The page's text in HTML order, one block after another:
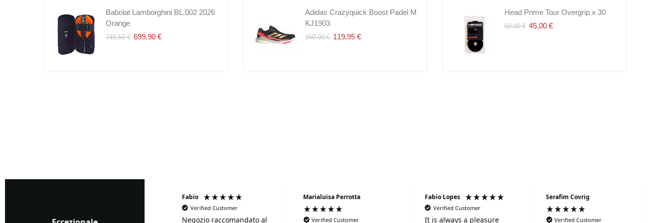
Babolat Lamborghini BL.002 2026
Orange
749,50 € 699,90 €
Dunlop Fort Clay Court 4Pet
9,90 €
Dunlop Stage 1 Green 3Pet
8,00 € 7,50 €
Dunlop Fort All Court TS 4Pet
Adidas Crazyquick Boost Padel M
KJ1903
160,00 € 119,95 €
Babolat Lamborghini BL.002 2026
Orange
Dunlop Stage 3 Red 3Box Head Prime Tour Overgrip x 30
60,00 € 45,00 €
Verified Customer
Fabio
Verified Customer
Negozio raccomandato al
Marialuisa Perrotta
Verified Customer
Fabio Lopes
Verified Customer
It is always a pleasure
Serafim Covrig
Verified Customer